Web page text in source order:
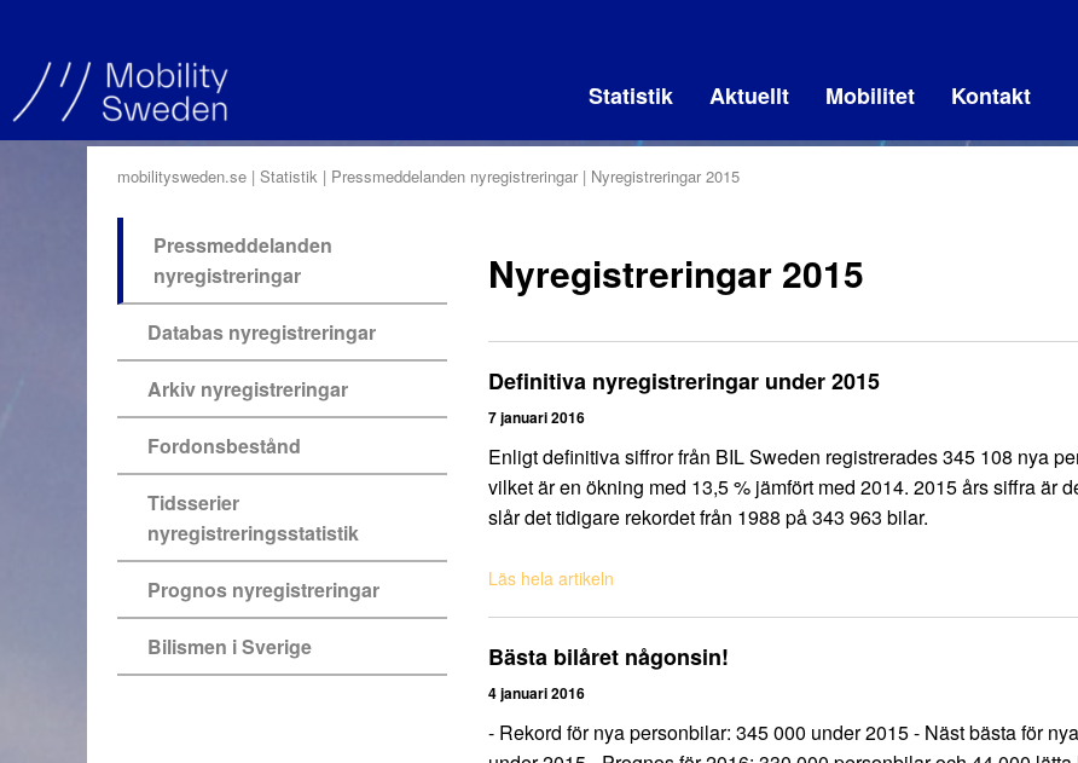
Statistik Aktuellt Mobilitet Kontakt
mobilitysweden.se Statistik Pressmeddelanden nyregistreringar Nyregistreringar 2015
Pressmeddelanden
nyregistreringar
Databas nyregistreringar
Arkiv nyregistreringar
Fordonsbestånd
Tidsserier
nyregistreringsstatistik
Prognos nyregistreringar
Bilismen i Sverige
Nyregistreringar 2015
Definitiva nyregistreringar under 2015
7 januari 2016
Enligt definitiva siffror från BIL Sweden registrerades 345 108 nya
vilket är en ökning med 13,5 % jämfört med 2014. 2015 års siffra är
slår det tidigare rekordet från 1988 på 343 963 bilar.
Läs hela artikeln
Bästa bilåret någonsin!
4 januari 2016
- Rekord för nya personbilar: 345 000 under 2015 - Näst bästa för